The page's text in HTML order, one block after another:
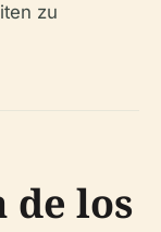
zu
de los